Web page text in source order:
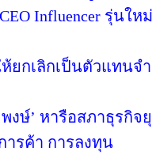
Influencer รุ่นให
ยกเลิกเป็นตัวแทนจ
งษ์’ หารือสภาธุรกิจ
ารค้า การลงทุน